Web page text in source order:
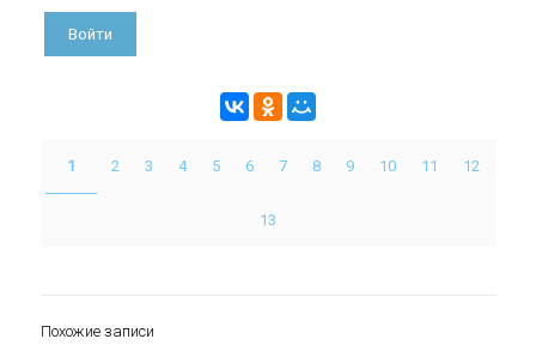
1 2 3 4 5 6 7 8 9 10 11 12
13
Похожие записи